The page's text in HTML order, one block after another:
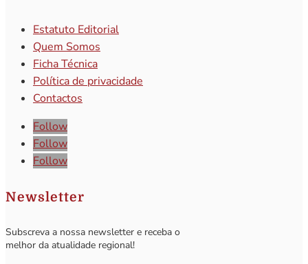
Estatuto Editorial
Quem Somos
Ficha Técnica
Política de privacidade
Contactos
Follow
Follow
Follow
Newsletter
Subscreva a nossa newsletter e receba o
melhor da atualidade regional!